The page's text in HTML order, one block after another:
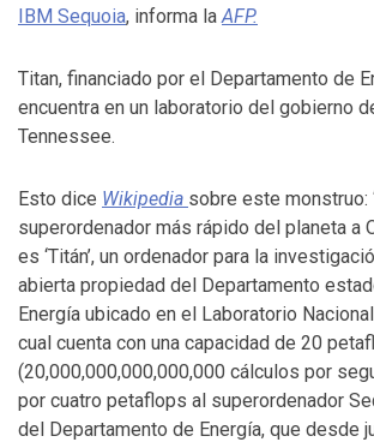
IBM Sequoia, informa laAFP.
Titan, financiado por el Departamento de
encuentra en un laboratorio del gobierno
Tennessee.
Esto dice Wikipedia sobre este monstruo:
superordenador más rápido del planeta a
es ‘Titán’, un ordenador para la
abierta propiedad del Departamento
Energía ubicado en el Laboratorio
cual cuenta con una capacidad de 20
(20,000,000,000,000,000 cálculos por
por cuatro petaflops al superordenador
del Departamento de Energía, que desde